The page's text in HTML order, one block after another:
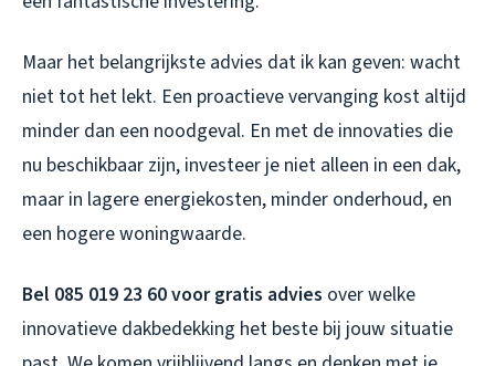
Maar het belangrijkste advies dat ik kan geven: wacht
niet tot het lekt. Een proactieve vervanging kost altijd
minder dan een noodgeval. En met de innovaties die
nu beschikbaar zijn, investeer je niet alleen in een dak,
maar in lagere energiekosten, minder onderhoud, en
een hogere woningwaarde.
Bel 085 019 23 60 voor gratis advies over welke
innovatieve dakbedekking het beste bij jouw situatie